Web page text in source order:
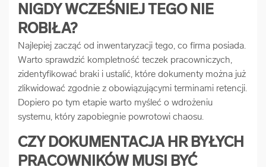
NIGDY WCZEŚNIEJ TEGO NIE
ROBIŁA?
Najlepiej zacząć od inwentaryzacji tego, co firma posiada.
Warto sprawdzić kompletność teczek pracowniczych,
zidentyfikować braki i ustalić, które dokumenty można już
zlikwidować zgodnie z obowiązującymi terminami retencji.
Dopiero po tym etapie warto myśleć o wdrożeniu
systemu, który zapobiegnie powrotowi chaosu.
CZY DOKUMENTACJA HR BYŁYCH
PRACOWNIKÓW MUSI BYĆ